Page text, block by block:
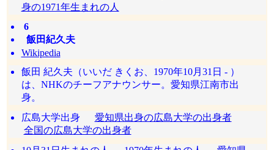
身の1971年生まれの人
6
飯田紀久夫
Wikipedia
飯田 紀久夫（いいだ きくお、1970年10月31日 - ）
は、NHKのチーフアナウンサー。愛知県江南市出
身。
広島大学出身 愛知県出身の広島大学の出身者
全国の広島大学の出身者